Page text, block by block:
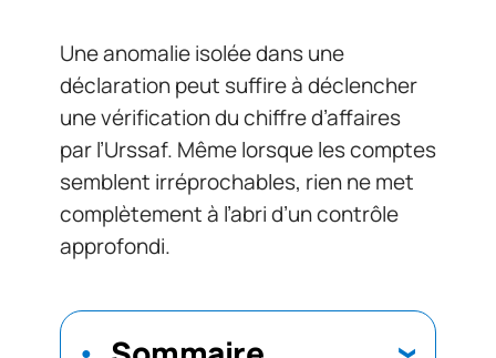
Une anomalie isolée dans une
déclaration peut suffire à déclencher
une vérification du chiffre d’affaires
par l’Urssaf. Même lorsque les comptes
semblent irréprochables, rien ne met
complètement à l’abri d’un contrôle
approfondi.